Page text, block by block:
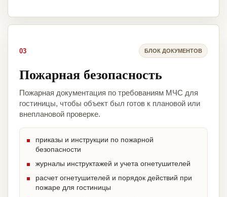
03 БЛОК ДОКУМЕНТОВ
Пожарная безопасность
Пожарная документация по требованиям МЧС для
гостиницы, чтобы объект был готов к плановой или
внеплановой проверке.
приказы и инструкции по пожарной
безопасности
журналы инструктажей и учета огнетушителей
расчет огнетушителей и порядок действий при
пожаре для гостиницы